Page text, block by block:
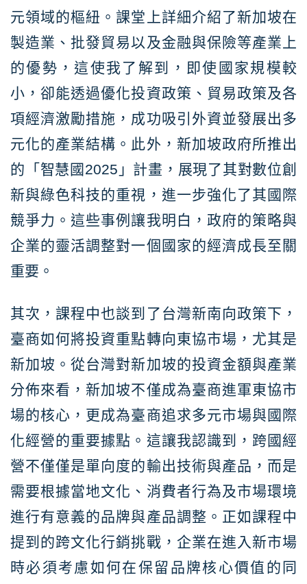
元領域的樞紐。課堂上詳細介紹了新加坡在
製造業、批發貿易以及金融與保險等產業上
的優勢，這使我了解到，即使國家規模較
小，卻能透過優化投資政策、貿易政策及各
項經濟激勵措施，成功吸引外資並發展出多
元化的產業結構。此外，新加坡政府所推出
的「智慧國2025」計畫，展現了其對數位創
新與綠色科技的重視，進一步強化了其國際
競爭力。這些事例讓我明白，政府的策略與
企業的靈活調整對一個國家的經濟成長至關
重要。
其次，課程中也談到了台灣新南向政策下，
臺商如何將投資重點轉向東協市場，尤其是
新加坡。從台灣對新加坡的投資金額與產業
分佈來看，新加坡不僅成為臺商進軍東協市
場的核心，更成為臺商追求多元市場與國際
化經營的重要據點。這讓我認識到，跨國經
營不僅僅是單向度的輸出技術與產品，而是
需要根據當地文化、消費者行為及市場環境
進行有意義的品牌與產品調整。正如課程中
提到的跨文化行銷挑戰，企業在進入新市場
時必須考慮如何在保留品牌核心價值的同